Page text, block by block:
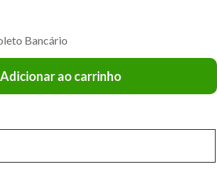
Bancário
Adicionar ao carrinho